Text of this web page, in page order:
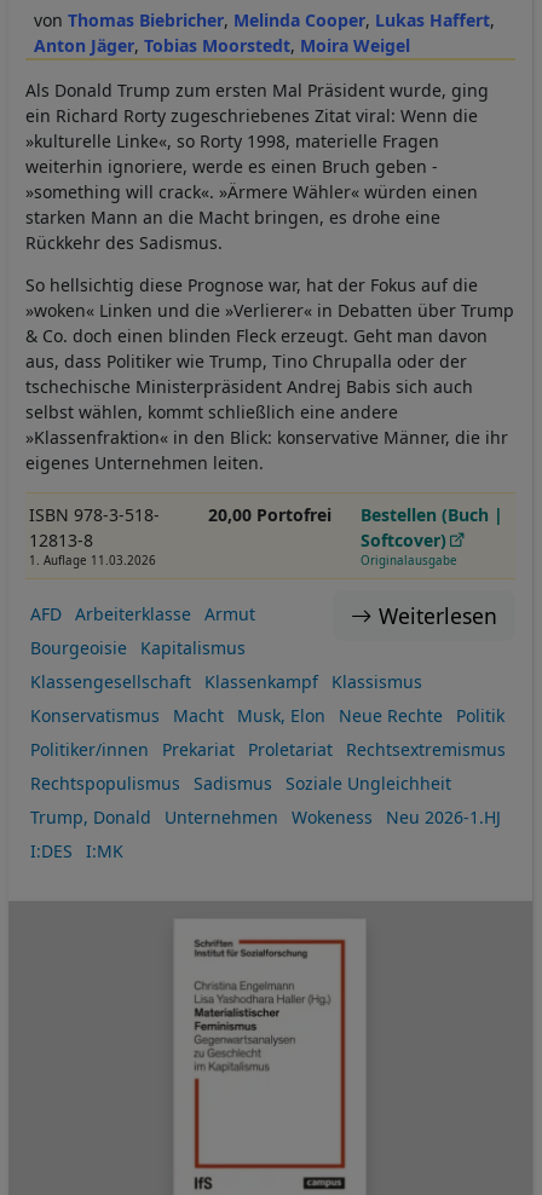
Thomas Biebricher Melinda Cooper Lukas Haffert
Anton Jäger Tobias Moorstedt Moira Weigel
Als Donald Trump zum ersten Mal Präsident wurde, ging
ein Richard Rorty zugeschriebenes Zitat viral: Wenn die
»kulturelle Linke«, so Rorty 1998, materielle Fragen
weiterhin ignoriere, werde es einen Bruch geben -
»something will crack«. »Ärmere Wähler« würden einen
starken Mann an die Macht bringen, es drohe eine
Rückkehr des Sadismus.
So hellsichtig diese Prognose war, hat der Fokus auf die
»woken« Linken und die »Verlierer« in Debatten über Trump
& Co. doch einen blinden Fleck erzeugt. Geht man davon
aus, dass Politiker wie Trump, Tino Chrupalla oder der
tschechische Ministerpräsident Andrej Babis sich auch
selbst wählen, kommt schließlich eine andere
»Klassenfraktion« in den Blick: konservative Männer, die ihr
eigenes Unternehmen leiten.
ISBN 978-3-518-
12813-8
1. Auflage 11.03.2026
20,00 Portofrei
Bestellen (Buch |
Softcover)
Originalausgabe
Weiterlesen
AFD Arbeiterklasse
Armut
Bourgeoisie
Kapitalismus
Klassengesellschaft
Klassenkampf
Klassismus
Konservatismus
Macht Musk, Elon Neue Rechte
Politik
Politiker/innen
Prekariat Proletariat
Rechtsextremismus
Rechtspopulismus
Sadismus
Soziale Ungleichheit
Trump, Donald
Unternehmen Wokeness
Neu 2026-1.HJ
I:DES
I:MK